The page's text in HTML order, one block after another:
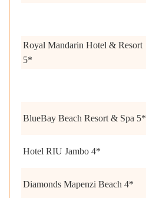
Royal Mandarin Hotel & Resort
5*
BlueBay Beach Resort & Spa 5*
Hotel RIU Jambo 4*
Diamonds Mapenzi Beach 4*